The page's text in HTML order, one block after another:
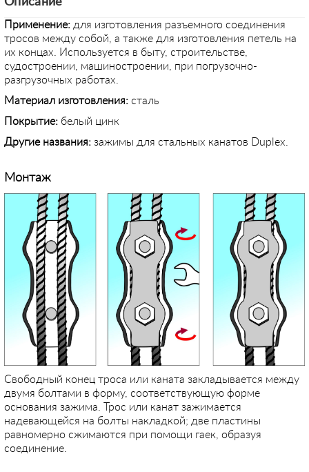
Применение: для изготовления разъемного соединения
тросов между собой, а также для изготовления петель на
их концах. Используется в быту, строительстве,
судостроении, машиностроении, при погрузочно-
разгрузочных работах.
Материал изготовления: сталь
Покрытие: белый цинк
Другие названия: зажимы для стальных канатов Duplex.
Монтаж
Свободный конец троса или каната закладывается между
двумя болтами в форму, соответствующую форме
основания зажима. Трос или канат зажимается
надевающейся на болты накладкой; две пластины
равномерно сжимаются при помощи гаек, образуя
соединение.